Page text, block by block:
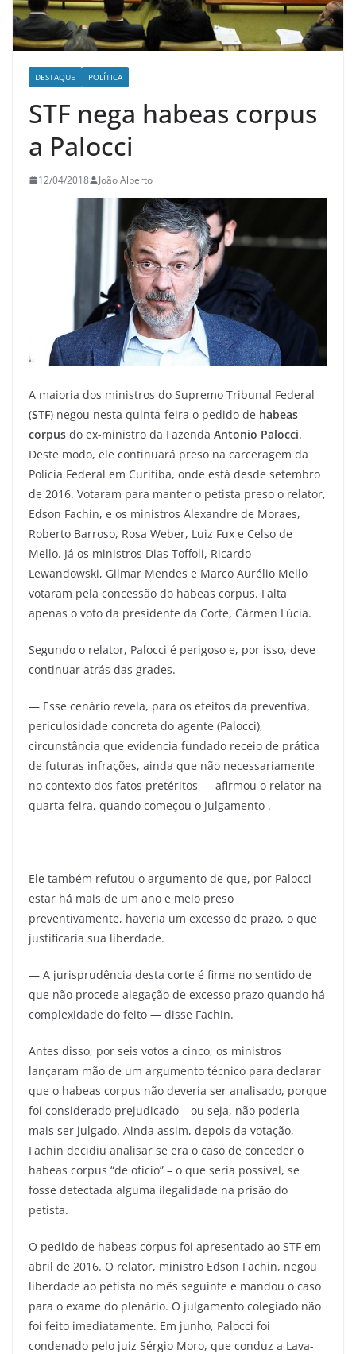
DESTAQUE POLÍTICA
STF nega habeas corpus
a Palocci
12/04/2018 João Alberto
A maioria dos ministros do Supremo Tribunal Federal
(STF) negou nesta quinta-feira o pedido de habeas
corpus do ex-ministro da Fazenda Antonio Palocci.
Deste modo, ele continuará preso na carceragem da
Polícia Federal em Curitiba, onde está desde setembro
de 2016. Votaram para manter o petista preso o relator,
Edson Fachin, e os ministros Alexandre de Moraes,
Roberto Barroso, Rosa Weber, Luiz Fux e Celso de
Mello. Já os ministros Dias Toffoli, Ricardo
Lewandowski, Gilmar Mendes e Marco Aurélio Mello
votaram pela concessão do habeas corpus. Falta
apenas o voto da presidente da Corte, Cármen Lúcia.
Segundo o relator, Palocci é perigoso e, por isso, deve
continuar atrás das grades.
— Esse cenário revela, para os efeitos da preventiva,
periculosidade concreta do agente (Palocci),
circunstância que evidencia fundado receio de prática
de futuras infrações, ainda que não necessariamente
no contexto dos fatos pretéritos — afirmou o relator na
quarta-feira, quando começou o julgamento .
Ele também refutou o argumento de que, por Palocci
estar há mais de um ano e meio preso
preventivamente, haveria um excesso de prazo, o que
justificaria sua liberdade.
— A jurisprudência desta corte é firme no sentido de
que não procede alegação de excesso prazo quando há
complexidade do feito — disse Fachin.
Antes disso, por seis votos a cinco, os ministros
lançaram mão de um argumento técnico para declarar
que o habeas corpus não deveria ser analisado, porque
foi considerado prejudicado – ou seja, não poderia
mais ser julgado. Ainda assim, depois da votação,
Fachin decidiu analisar se era o caso de conceder o
habeas corpus “de ofício” – o que seria possível, se
fosse detectada alguma ilegalidade na prisão do
petista.
O pedido de habeas corpus foi apresentado ao STF em
abril de 2016. O relator, ministro Edson Fachin, negou
liberdade ao petista no mês seguinte e mandou o caso
para o exame do plenário. O julgamento colegiado não
foi feito imediatamente. Em junho, Palocci foi
condenado pelo juiz Sérgio Moro, que conduz a Lava-